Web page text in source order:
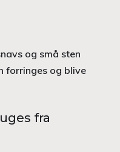
og små sten
forringes og blive
fra